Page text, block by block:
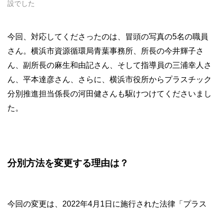
設でした
今回、対応してくださったのは、冒頭の写真の5名の職員
さん。横浜市資源循環局青葉事務所、所長の今井輝子さ
ん、副所長の麻生和由記さん、そして指導員の三浦幸人さ
ん、平本達彦さん、さらに、横浜市役所からプラスチック
分別推進担当係長の河田健さんも駆けつけてくださいまし
た。
分別方法を変更する理由は？
今回の変更は、2022年4月1日に施行された法律「プラス